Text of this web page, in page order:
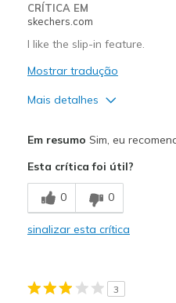
Sizing
Feels true
View On Shoes
CRÍTICA EM
skechers.com
I like the slip-in feature.
Mostrar tradução
Mais detalhes
Melhores utilizações
Casual Wear
View On Shoes
Shoes
Em resumo Sim, eu
Esta crítica foi útil?
0 0
sinalizar esta crítica
3